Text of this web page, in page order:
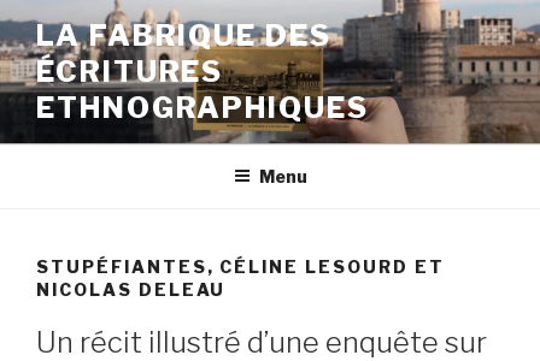
Aller
au
contenu
principal
LA FABRIQUE DES
ÉCRITURES
ETHNOGRAPHIQUES
Menu
STUPÉFIANTES, CÉLINE LESOURD ET
NICOLAS DELEAU
Un récit illustré d’une enquête sur